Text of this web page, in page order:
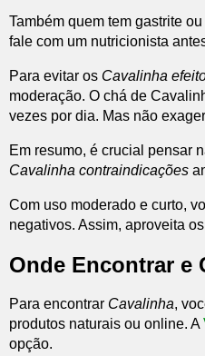
Também quem tem gastrite
fale com um nutricionista
Para evitar os Cavalinha
moderação. O chá de
vezes por dia. Mas não
Em resumo, é crucial pensar
Cavalinha contraindicações
Com uso moderado e curto,
negativos. Assim, aproveita
Onde Encontrar e
Para encontrar Cavalinha,
produtos naturais ou online. A
opção.